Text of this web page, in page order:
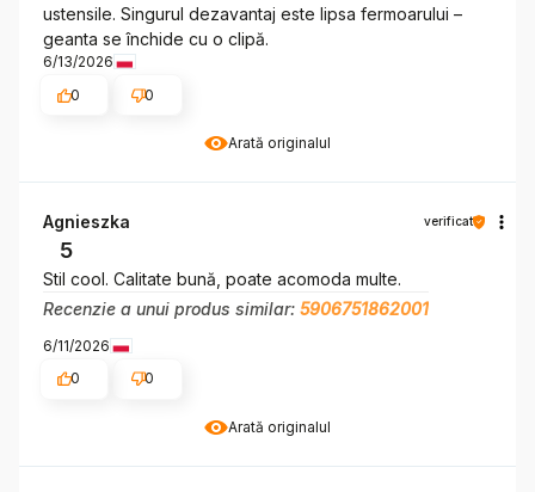
Arată originalul
ustensile. Singurul dezavantaj este lipsa fermoarului –
geanta se închide cu o clipă.
6/13/2026
0
0
Arată originalul
Agnieszka verificat
5
Stil cool. Calitate bună, poate acomoda multe.
Recenzie a unui produs similar: 5906751862001
6/11/2026
0
0